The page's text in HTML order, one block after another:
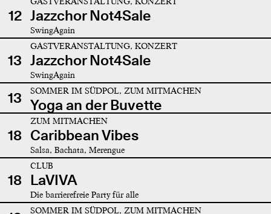
12 Jazzchor Not4Sale
SwingAgain
13
GASTVERANSTALTUNG, KONZERT
Jazzchor Not4Sale
SwingAgain
13 SOMMER IM SÜDPOL, ZUM MITMACHEN
Yoga an der Buvette
18
ZUM MITMACHEN
Caribbean Vibes
Salsa, Bachata, Merengue
18
CLUB
LaVIVA
Die barrierefreie Party für alle
SOMMER IM SÜDPOL, ZUM MITMACHEN